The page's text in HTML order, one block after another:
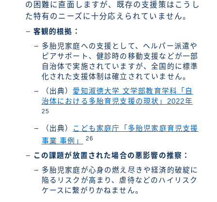
の困難に直面しますが、既存の支援策はこうし
た特有のニーズに十分応えられていません。
客観的根拠：
多胎児家庭への支援として、ヘルパー派遣や
ピアサポート、健診時の移動支援などが一部
自治体で実施されていますが、全国的に標準
化された支援体制は確立されていません。
（出典） 愛知淑徳大学 文学部教育学科「自
治体における多胎育児支援の現状」2022年
25
（出典）
こども家庭庁「多胎児家庭育児支援
事業 事例」
26
この課題が放置された場合の悪影響の推察：
多胎児家庭が心身の燃え尽きや経済的破綻に
陥るリスクが高まり、虐待などのハイリスク
ケースに繋がりかねません。